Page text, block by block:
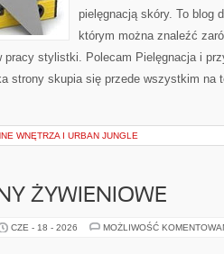
pielęgnacją skóry. To blog
którym można znaleźć
pracy stylistki. Polecam Pielęgnacja i
strony skupia się przede wszystkim na
WNĘTRZA I URBAN JUNGLE
ŻYWIENIOWE
CZE - 18 - 2026 MOŻLIWOŚĆ